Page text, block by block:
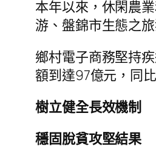
本年以來，休閑農
游、盤錦市生態之
鄉村電子商務堅持
額到達97億元，同
樹立健全長效機制
穩固脫貧攻堅結果